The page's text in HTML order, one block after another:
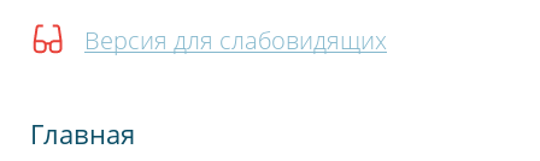
Версия для слабовидящих
Главная